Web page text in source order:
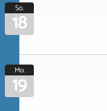
So.
18
Mo.
19